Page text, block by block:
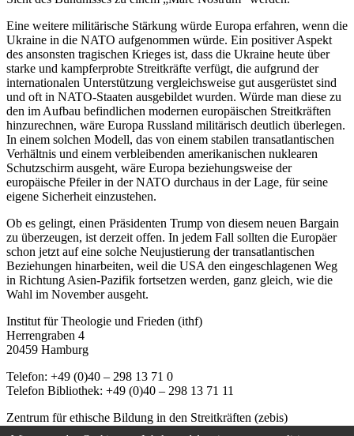
Eine weitere militärische Stärkung würde Europa erfahren, wenn die
Ukraine in die NATO aufgenommen würde. Ein positiver Aspekt
des ansonsten tragischen Krieges ist, dass die Ukraine heute über
starke und kampferprobte Streitkräfte verfügt, die aufgrund der
internationalen Unterstützung vergleichsweise gut ausgerüstet sind
und oft in NATO-Staaten ausgebildet wurden. Würde man diese zu
den im Aufbau befindlichen modernen europäischen Streitkräften
hinzurechnen, wäre Europa Russland militärisch deutlich überlegen.
In einem solchen Modell, das von einem stabilen transatlantischen
Verhältnis und einem verbleibenden amerikanischen nuklearen
Schutzschirm ausgeht, wäre Europa beziehungsweise der
europäische Pfeiler in der NATO durchaus in der Lage, für seine
eigene Sicherheit einzustehen.
Ob es gelingt, einen Präsidenten Trump von diesem neuen Bargain
zu überzeugen, ist derzeit offen. In jedem Fall sollten die Europäer
schon jetzt auf eine solche Neujustierung der transatlantischen
Beziehungen hinarbeiten, weil die USA den eingeschlagenen Weg
in Richtung Asien-Pazifik fortsetzen werden, ganz gleich, wie die
Wahl im November ausgeht.
Institut für Theologie und Frieden (ithf)
Herrengraben 4
20459 Hamburg
Telefon: +49 (0)40 – 298 13 71 0
Telefon Bibliothek: +49 (0)40 – 298 13 71 11
Zentrum für ethische Bildung in den Streitkräften (zebis)